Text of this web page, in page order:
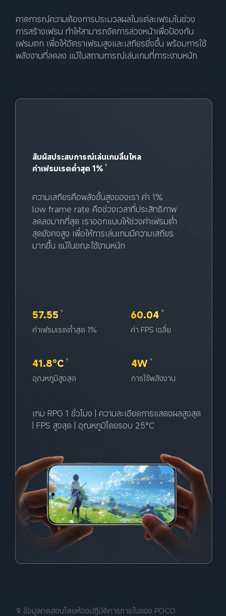
คาดการณ์ความต้องการประมวลผลในแต่ละเฟรมในช่วง
การสร้างเฟรม ทำให้สามารถจัดการล่วงหน้าเพื่อป้องกัน
เฟรมตก เพื่อให้อัตราเฟรมสูงและเสถียรยิ่งขึ้น พร้อมการใช้
พลังงานที่ลดลง แม้ในสถานการณ์เล่นเกมที่ภาระงานหนัก
สัมผัสประสบการณ์เล่นเกมลื่นไหล
ค่าเฟรมเรตต่ำสุด 1% 9
ความเสถียรคือพลังขั้นสูงของเรา ค่า 1%
low frame rate คือช่วงเวลาที่ประสิทธิภาพ
ลดลงมากที่สุด เราออกแบบให้ช่วงค่าเฟรมต่ำ
สุดยังคงสูง เพื่อให้การเล่นเกมมีความเสถียร
มากขึ้น แม้ในขณะใช้งานหนัก
57.55 9
ค่าเฟรมเรตต่ำสุด 1%
60.04 9
ค่า FPS เฉลี่ย
41.8°C 9
อุณหภูมิสูงสุด
4W 9
การใช้พลังงาน
เกม RPG 1 ชั่วโมง | ความละเอียดการแสดงผลสูงสุด
| FPS สูงสุด | อุณหภูมิโดยรอบ 25°C
9. ข้อมูลทดสอบโดยห้องปฏิบัติการภายในของ POCO